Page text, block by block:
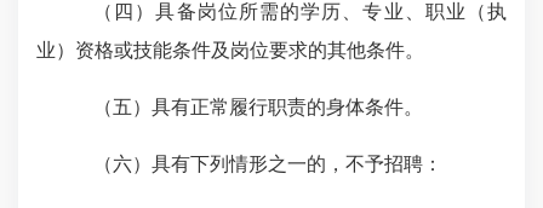
（四）具备岗位所需的学历、专业、职业（执
业）资格或技能条件及岗位要求的其他条件。
（五）具有正常履行职责的身体条件。
（六）具有下列情形之一的，不予招聘：